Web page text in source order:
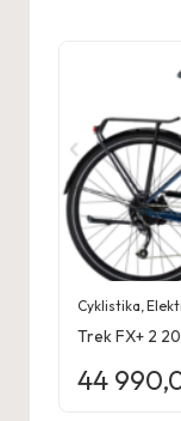
Cyklistika ,
Trek FX+ 2
44